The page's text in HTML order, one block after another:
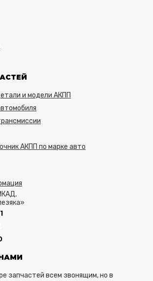
и модели АКПП
АКПП по марке авто
запчастей всем звонящим, но в